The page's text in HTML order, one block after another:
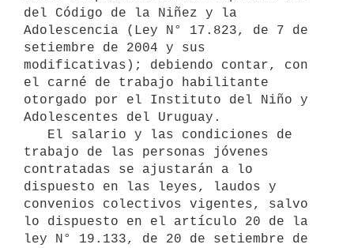
del Código de la Niñez y la
Adolescencia (Ley N° 17.823, de 7 de
setiembre de 2004 y sus
modificativas); debiendo contar, con
el carné de trabajo habilitante
otorgado por el Instituto del Niño y
Adolescentes del Uruguay.
trabajo de las personas jóvenes
contratadas se ajustarán a lo
dispuesto en las leyes, laudos y
convenios colectivos vigentes, salvo
lo dispuesto en el artículo 20 de la
ley N° 19.133, de 20 de setiembre de